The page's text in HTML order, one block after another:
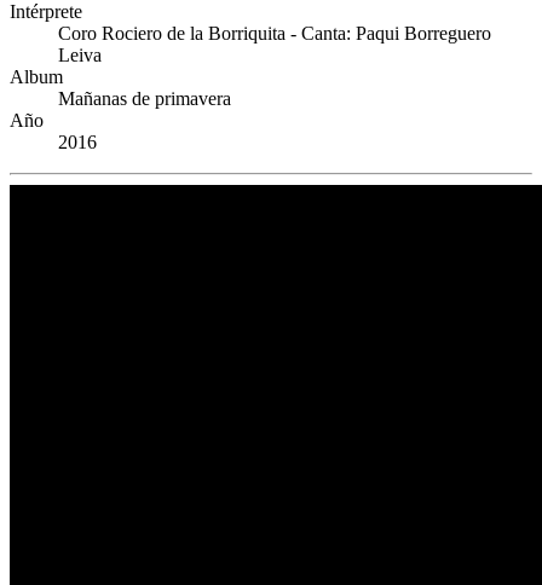
Intérprete
Coro Rociero de la Borriquita - Canta: Paqui Borreguero
Leiva
Album
Mañanas de primavera
Año
2016